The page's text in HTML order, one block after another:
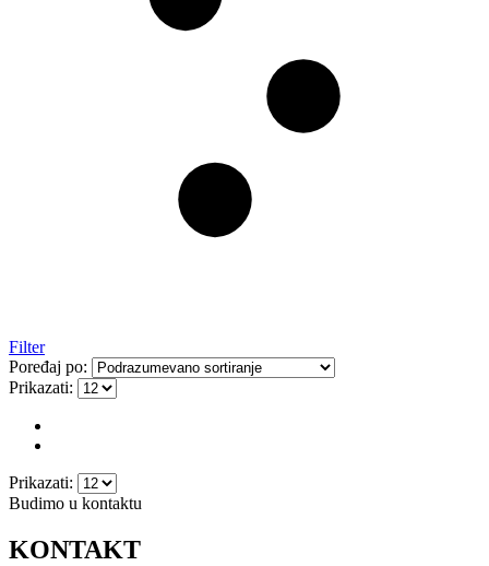
Filter
Poređaj po:
Prikazati:
Prikazati:
Budimo u kontaktu
KONTAKT